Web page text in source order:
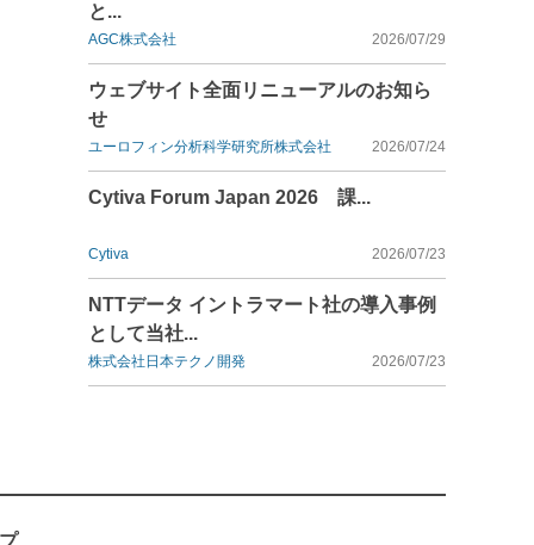
と...
AGC株式会社 2026/07/29
ウェブサイト全面リニューアルのお知ら
せ
ユーロフィン分析科学研究所株式会社 2026/07/24
Cytiva Forum Japan 2026 課...
Cytiva 2026/07/23
NTTデータ イントラマート社の導入事例
として当社...
株式会社日本テクノ開発 2026/07/23